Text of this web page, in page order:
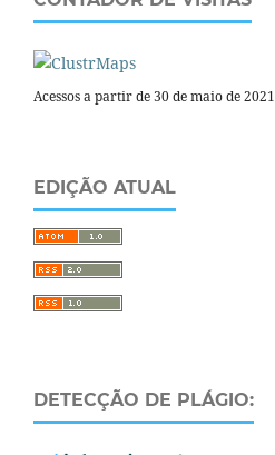
Acessos a partir de 30 de maio de 2021
EDIÇÃO ATUAL
DETECÇÃO DE PLÁGIO: